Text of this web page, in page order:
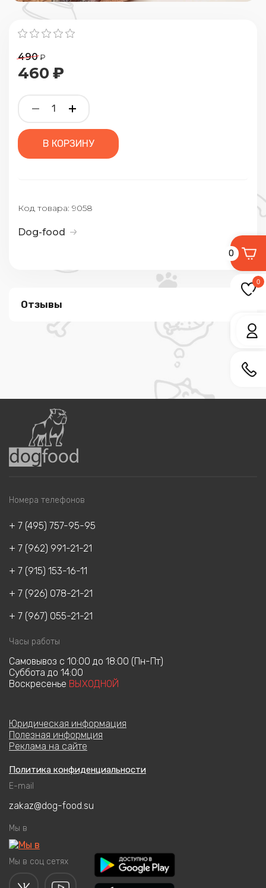
0
0
490₽
460 ₽
В КОРЗИНУ
Код товара: 9058
Dog-food
Отзывы
Номера телефонов
+ 7 (495) 757-95-95
+ 7 (962) 991-21-21
+ 7 (915) 153-16-11
+ 7 (926) 078-21-21
+ 7 (967) 055-21-21
Часы работы
Cамовывоз с 10:00 до 18:00 (Пн-Пт)
Суббота до 14:00
Воскресенье ВЫХОДНОЙ
Юридическая информация
Полезная информция
Реклама на сайте
Политика конфиденциальности
E-mail
zakaz@dog-food.su
Мы в
Мы в соц сетях